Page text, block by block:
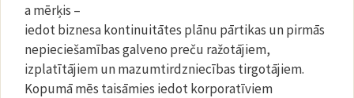
a mērķis –
iedot biznesa kontinuitātes plānu pārtikas un pirmās
nepieciešamības galveno preču ražotājiem,
izplatītājiem un mazumtirdzniecības tirgotājiem.
Kopumā mēs taisāmies iedot korporatīviem